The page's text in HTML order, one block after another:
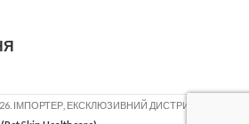
ІМПОРТЕР, ЕКСКЛЮЗИВНИЙ ДИСТРИБ'ЮТОР